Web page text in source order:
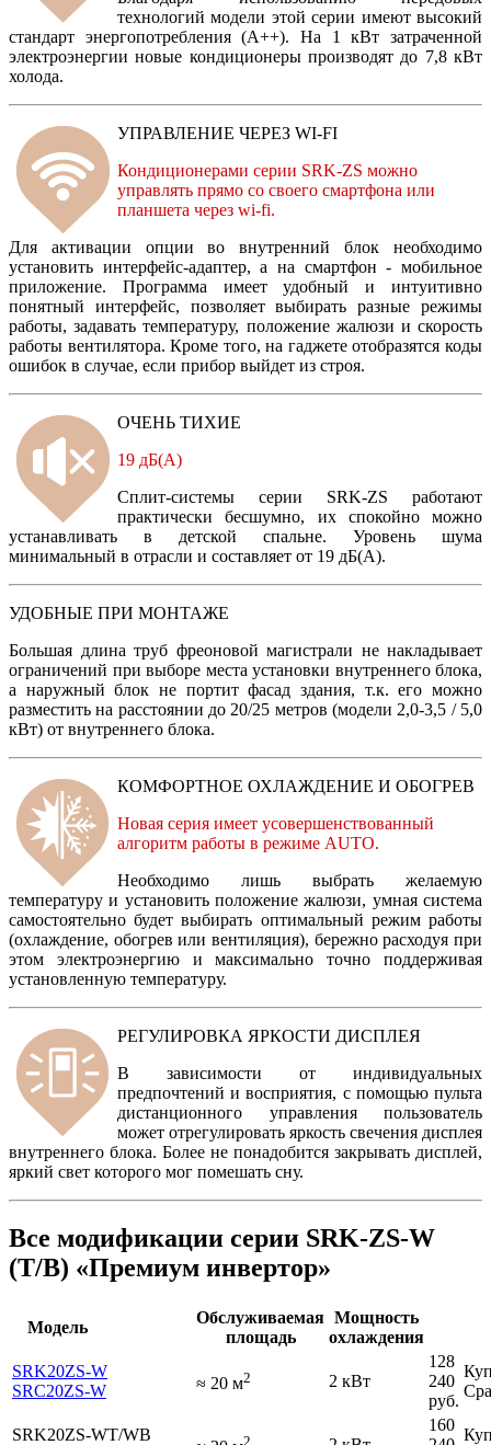
технологий модели этой серии имеют высокий
стандарт энергопотребления (А++). На 1 кВт затраченной
электроэнергии новые кондиционеры производят до 7,8 кВт
холода.
УПРАВЛЕНИЕ ЧЕРЕЗ WI-FI
Кондиционерами серии SRK-ZS можно
управлять прямо со своего смартфона или
планшета через wi-fi.
Для активации опции во внутренний блок необходимо
установить интерфейс-адаптер, а на смартфон - мобильное
приложение. Программа имеет удобный и интуитивно
понятный интерфейс, позволяет выбирать разные режимы
работы, задавать температуру, положение жалюзи и скорость
работы вентилятора. Кроме того, на гаджете отобразятся коды
ошибок в случае, если прибор выйдет из строя.
ОЧЕНЬ ТИХИЕ
19 дБ(А)
Сплит-системы серии SRK-ZS работают
практически бесшумно, их спокойно можно
устанавливать в детской спальне. Уровень шума
минимальный в отрасли и составляет от 19 дБ(А).
УДОБНЫЕ ПРИ МОНТАЖЕ
Большая длина труб фреоновой магистрали не накладывает
ограничений при выборе места установки внутреннего блока,
а наружный блок не портит фасад здания, т.к. его можно
разместить на расстоянии до 20/25 метров (модели 2,0-3,5 / 5,0
кВт) от внутреннего блока.
КОМФОРТНОЕ ОХЛАЖДЕНИЕ И ОБОГРЕВ
Новая серия имеет усовершенствованный
алгоритм работы в режиме AUTO.
Необходимо лишь выбрать желаемую
температуру и установить положение жалюзи, умная система
самостоятельно будет выбирать оптимальный режим работы
(охлаждение, обогрев или вентиляция), бережно расходуя при
этом электроэнергию и максимально точно поддерживая
установленную температуру.
РЕГУЛИРОВКА ЯРКОСТИ ДИСПЛЕЯ
В зависимости от индивидуальных
предпочтений и восприятия, с помощью пульта
дистанционного управления пользователь
может отрегулировать яркость свечения дисплея
внутреннего блока. Более не понадобится закрывать дисплей,
яркий свет которого мог помешать сну.
Все модификации серии SRK-ZS-W
(T/B) «Премиум инвертор»
Модель
Обслуживаемая
площадь
Мощность
охлаждения
SRK20ZS-W
SRC20ZS-W
≈ 20 м2 2 кВт
128
240
руб.
SRK20ZS-WT/WB 2
160